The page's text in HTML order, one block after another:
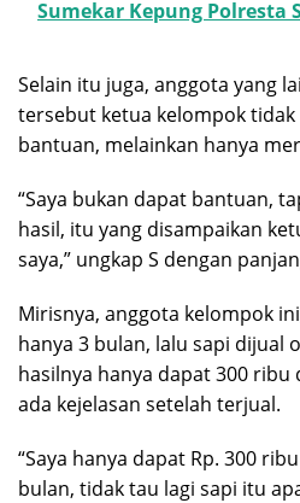
Sumekar Kepung Polresta
Selain itu juga, anggota yang
tersebut ketua kelompok
bantuan, melainkan hanya
“Saya bukan dapat bantuan,
hasil, itu yang disampaikan
saya,” ungkap S dengan
Mirisnya, anggota kelompok
hanya 3 bulan, lalu sapi dijual
hasilnya hanya dapat 300
ada kejelasan setelah terjual.
“Saya hanya dapat Rp. 300
bulan, tidak tau lagi sapi itu